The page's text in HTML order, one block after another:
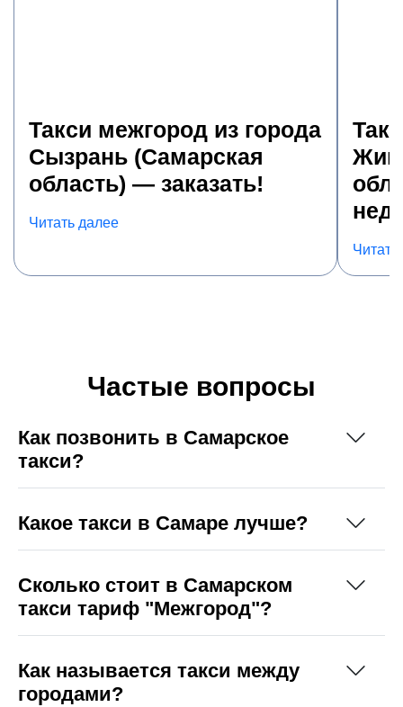
Такси межгород из города
Сызрань (Самарская
область) — заказать!
Читать далее
Частые вопросы
Как позвонить в Самарское
такси?
Какое такси в Самаре лучше?
Сколько стоит в Самарском
такси тариф "Межгород"?
Как называется такси между
городами?